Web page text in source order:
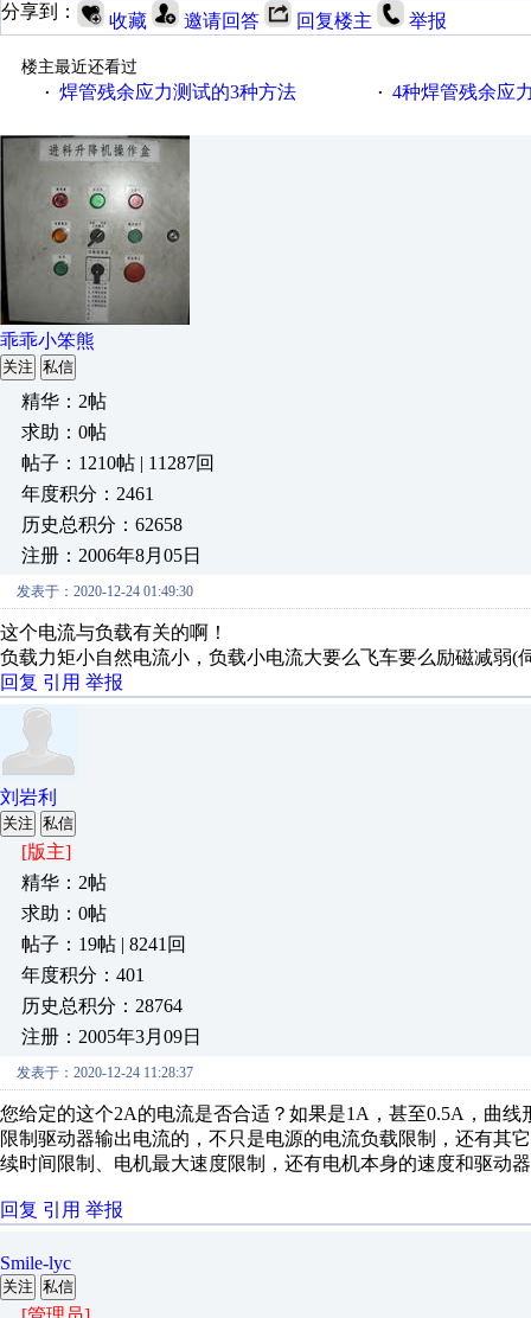
分享到： 收藏 邀请回答 回复楼主 举报
楼主最近还看过
· 焊管残余应力测试的3种方法 · 4种焊管残余应
乖乖小笨熊
关注 私信
精华：2帖
求助：0帖
帖子：1210帖 | 11287回
年度积分：2461
历史总积分：62658
注册：2006年8月05日
发表于：2020-12-24 01:49:30
这个电流与负载有关的啊！
负载力矩小自然电流小，负载小电流大要么飞车要么励磁减弱(
回复 引用 举报
刘岩利
关注 私信
[版主]
精华：2帖
求助：0帖
帖子：19帖 | 8241回
年度积分：401
历史总积分：28764
注册：2005年3月09日
发表于：2020-12-24 11:28:37
您给定的这个2A的电流是否合适？如果是1A，甚至0.5A，曲线
限制驱动器输出电流的，不只是电源的电流负载限制，还有其
续时间限制、电机最大速度限制，还有电机本身的速度和驱动
回复 引用 举报
Smile-lyc
关注 私信